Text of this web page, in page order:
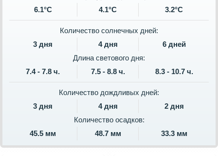
6.1°C
4.1°C 3.2°C
Количество солнечных дней:
3 дня
4 дня
6 дней
Длина светового дня:
7.4 - 7.8 ч.
7.5 - 8.8 ч. 8.3 - 10.7 ч.
Количество дождливых дней:
3 дня
4 дня
2 дня
Количество осадков:
45.5 мм
48.7 мм 33.3 мм